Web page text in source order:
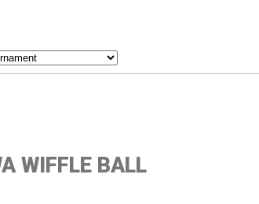
WIFFLE BALL